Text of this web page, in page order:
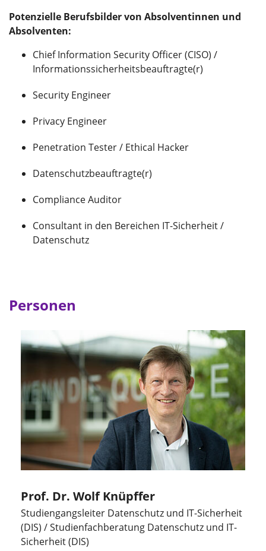
Potenzielle Berufsbilder von Absolventinnen und
Absolventen:
Chief Information Security Officer (CISO) /
Informationssicherheitsbeauftragte(r)
Security Engineer
Privacy Engineer
Penetration Tester / Ethical Hacker
Datenschutzbeauftragte(r)
Compliance Auditor
Consultant in den Bereichen IT-Sicherheit /
Datenschutz
Personen
Prof. Dr. Wolf Knüpffer
Studiengangsleiter Datenschutz und IT-Sicherheit
(DIS) / Studienfachberatung Datenschutz und IT-
Sicherheit (DIS)